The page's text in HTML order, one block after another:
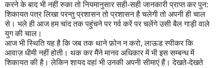
करने के बाद भी नहीं रुका तो नियमानुसार सही-सही जानकारी प्राप्त कर पुन:
शिकायत पत्र लिखा परन्तु प्रशासन तो प्रशासन है चलेगी तो अपनी ही चाल
से। भले ही आज हम चांद तक पहुंचने पर गर्व करें पर चलेंगे उसी बैल गाड़ी वाले
युग की चाल।
आज भी स्थिति यह है कि जब तक थाने फ़ोन न करो, लाऊड स्पीकर कि
आवाज़ धीमी नहीं होती। थक कर मैंने मानव अधिकार में भी इस सम्बन्ध में
शिकायत की है। लेकिन शायद वहां भी उनकी अपनी सीमाएं हैं। देखते-देखते